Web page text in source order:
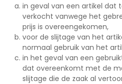
in geval van een artikel dat
verkocht vanwege het
prijs is overeengekomen,
voor de slijtage van het
normaal gebruik van het
in het geval van een
dat overeenkomt met de
slijtage die de zaak al